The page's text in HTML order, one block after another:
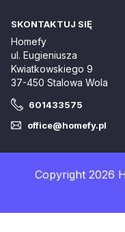
SKONTAKTUJ SIĘ
Homefy
ul. Eugieniusza
Kwiatkowskiego 9
37-450 Stalowa Wola
601433575
office@homefy.pl
Copyright 2026